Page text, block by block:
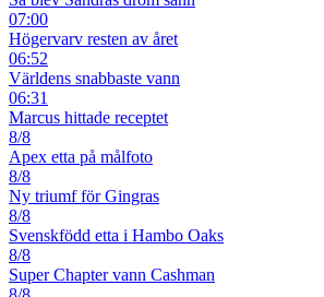
07:00
Högervarv resten av året
06:52
Världens snabbaste vann
06:31
Marcus hittade receptet
8/8
Apex etta på målfoto
8/8
Ny triumf för Gingras
8/8
Svenskfödd etta i Hambo Oaks
8/8
Super Chapter vann Cashman